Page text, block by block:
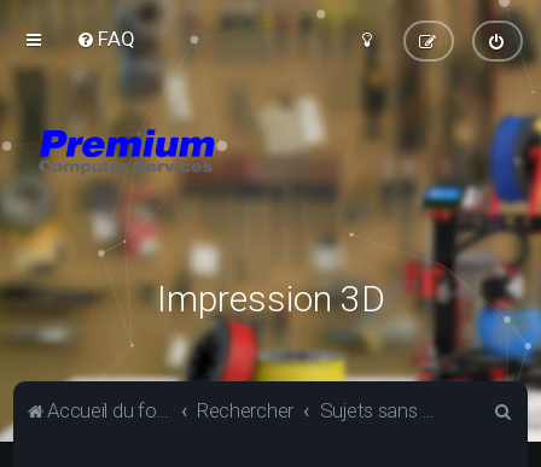
FAQ
Impression 3D
Accueil du forum Rechercher Sujets sans réponse